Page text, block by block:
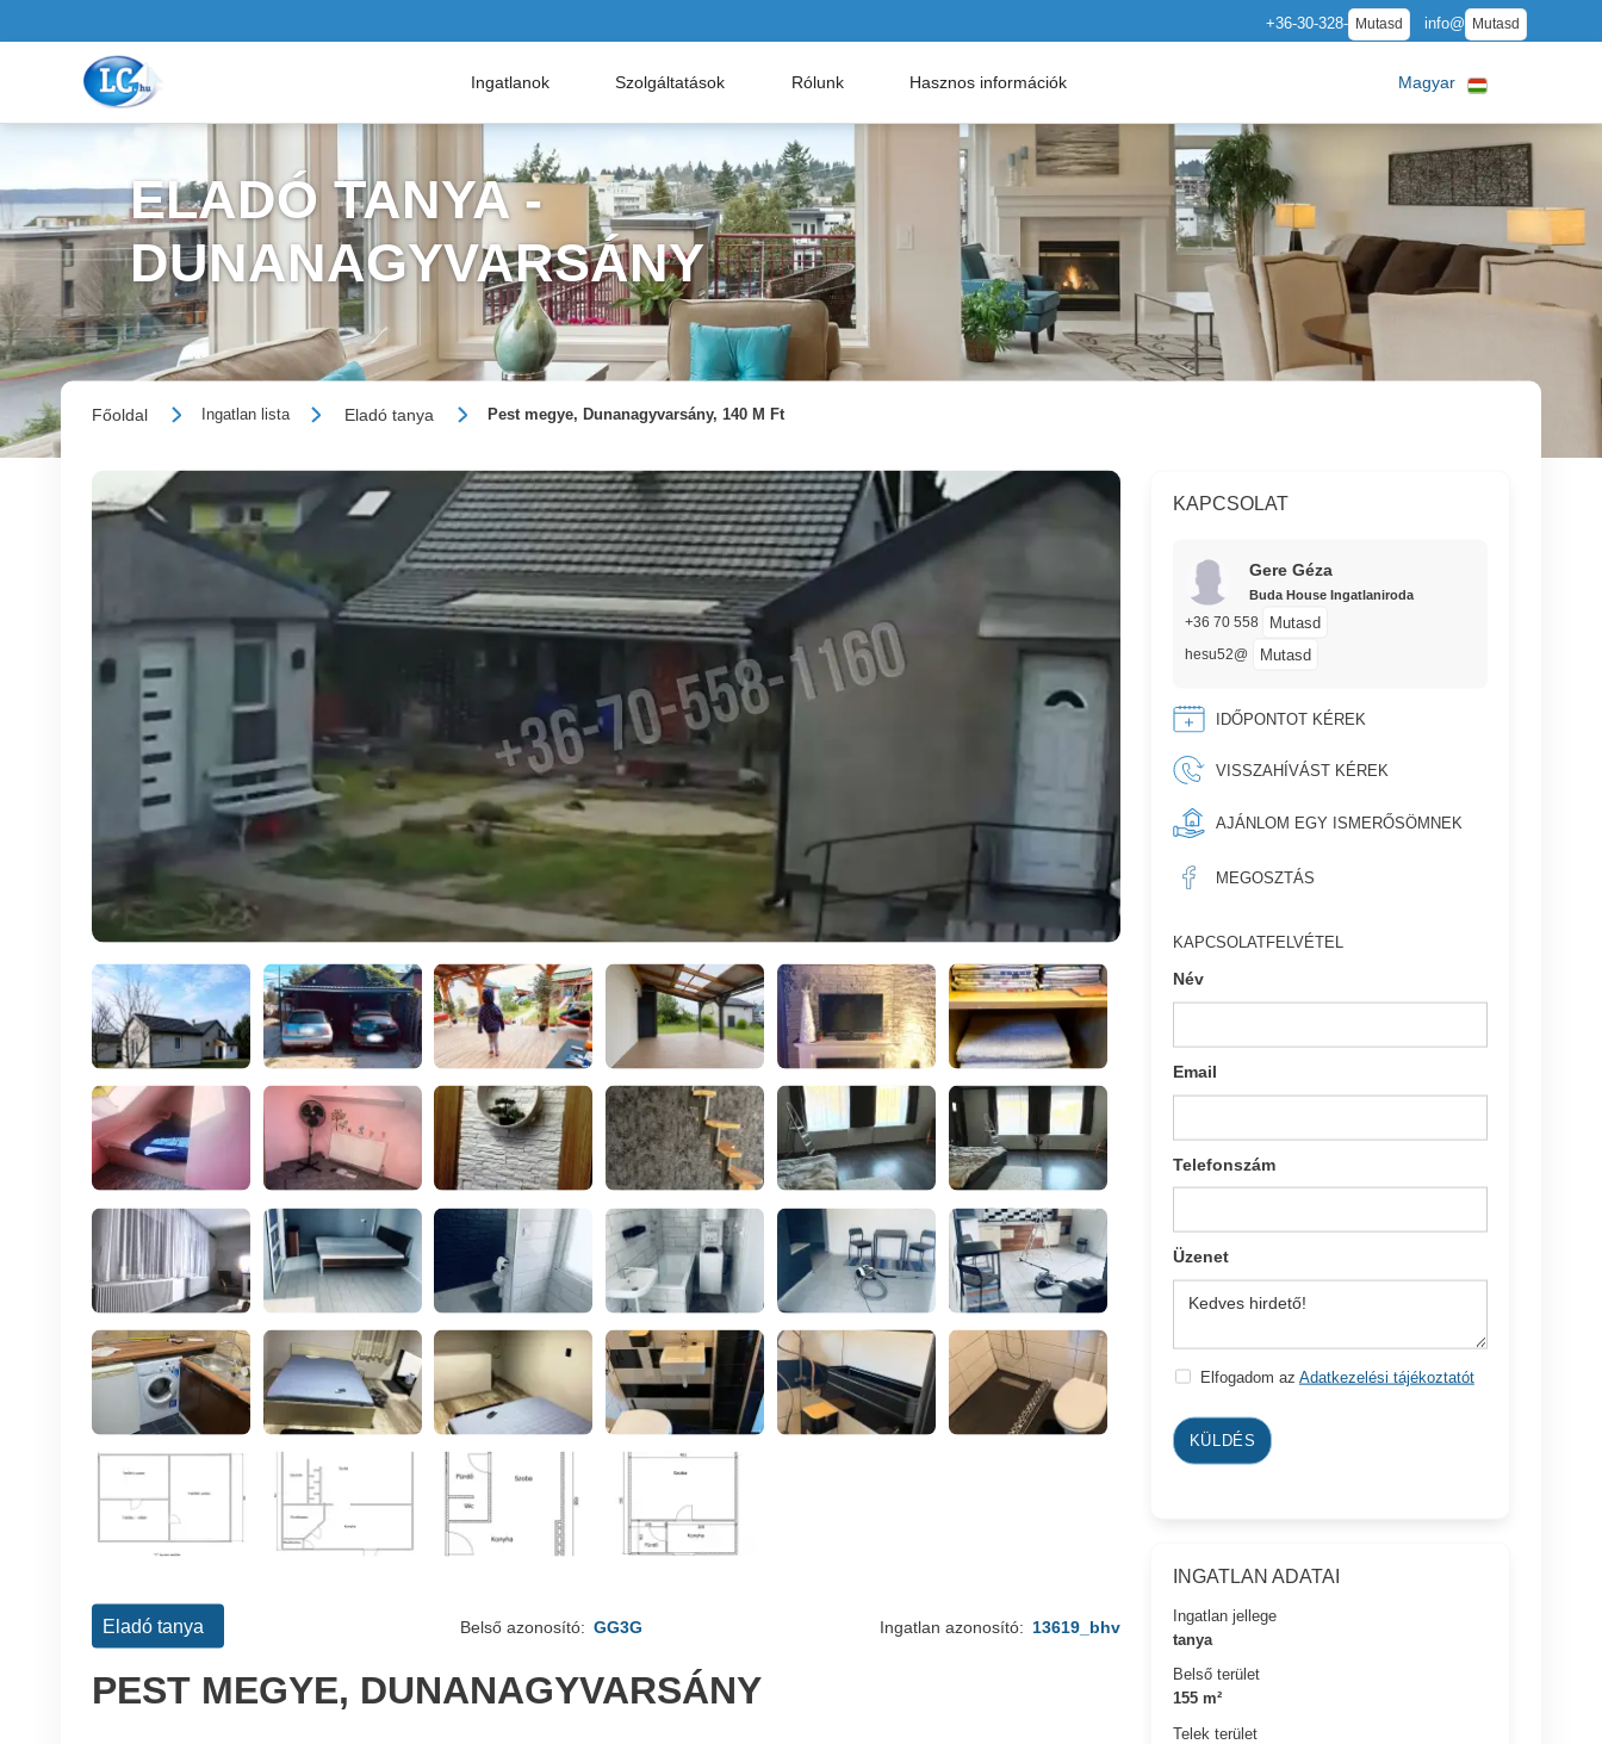
+36-30-328- Mutasd info@ Mutasd
Ingatlanok Szolgáltatások Rólunk Hasznos információk Magyar
ELADÓ TANYA -
DUNANAGYVARSÁNY
Főoldal Ingatlan lista Eladó tanya Pest megye, Dunanagyvarsány, 140 M Ft
KAPCSOLAT
Gere Géza
Buda House Ingatlaniroda
+36 70 558 Mutasd
hesu52@ Mutasd
IDŐPONTOT KÉREK
VISSZAHÍVÁST KÉREK
AJÁNLOM EGY ISMERŐSÖMNEK
MEGOSZTÁS
KAPCSOLATFELVÉTEL
Név
Email
Telefonszám
Üzenet
Elfogadom az Adatkezelési tájékoztatót
KÜLDÉS
INGATLAN ADATAI
Ingatlan jellege
tanya
Belső terület
155 m²
Telek terület
Eladó tanya Belső azonosító: GG3G Ingatlan azonosító: 13619_bhv
PEST MEGYE, DUNANAGYVARSÁNY